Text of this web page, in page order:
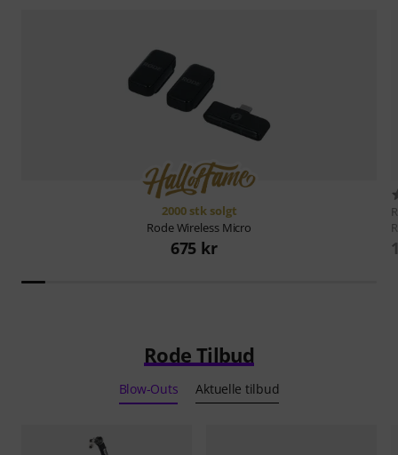
2000 stk solgt
RodeWireless Micro
675 kr
Rode Tilbud
Blow-Outs Aktuelle tilbud